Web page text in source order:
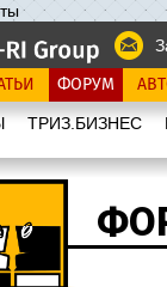
ФОРУМ
ТРИЗ.БИЗНЕС